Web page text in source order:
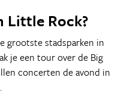
Little Rock?
grootste stadsparken in
je een tour over de Big
concerten de avond in